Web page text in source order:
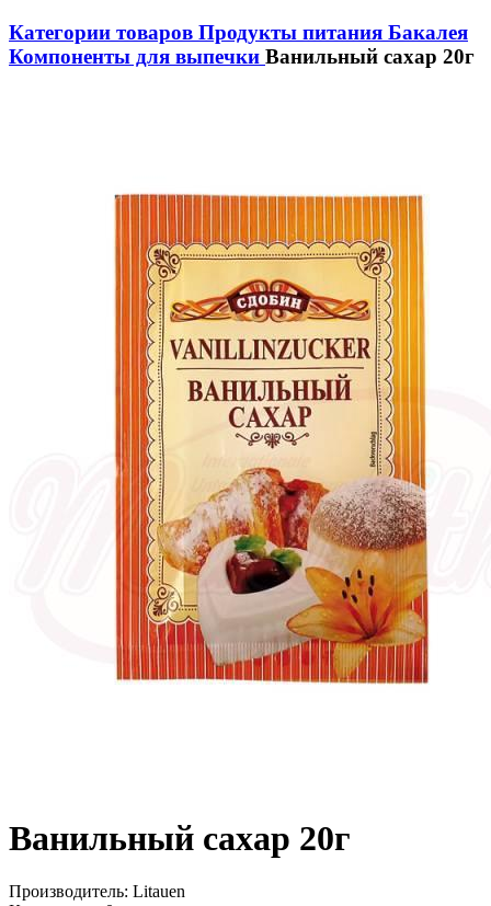
Категории товаров Продукты питания Бакалея
Компоненты для выпечки Ванильный сахар 20г
Ванильный сахар 20г
Производитель: Litauen